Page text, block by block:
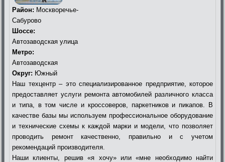
Район: Москворечье-
Сабурово
Шоссе:
Автозаводская улица
Метро:
Автозаводская
Округ: Южный
Наш техцентр – это специализированное предприятие, которое
предоставляет услуги ремонта автомобилей различного класса
и типа, в том числе и кроссоверов, паркетников и пикапов. В
качестве базы мы используем профессиональное оборудование
и технические схемы к каждой марки и модели, что позволяет
проводить ремонт качественно, правильно и с учетом
рекомендаций производителя.
Наши клиенты, решив «я хочу» или «мне необходимо найти